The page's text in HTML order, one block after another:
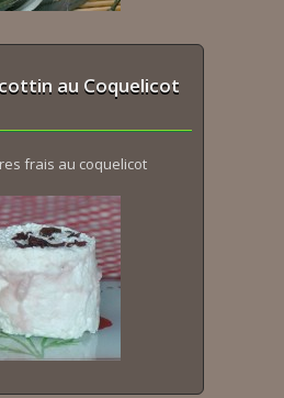
au Coquelicot
frais au coquelicot